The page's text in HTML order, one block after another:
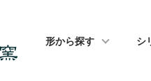
形から探す シ